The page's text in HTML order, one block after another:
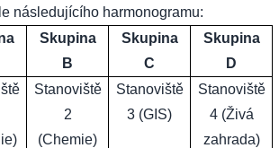
následujícího harmonogramu:
Skupina
B
Skupina
C
Skupina
D
Stanoviště
2
(Chemie)
Stanoviště
3 (GIS)
Stanoviště
4 (Živá
zahrada)